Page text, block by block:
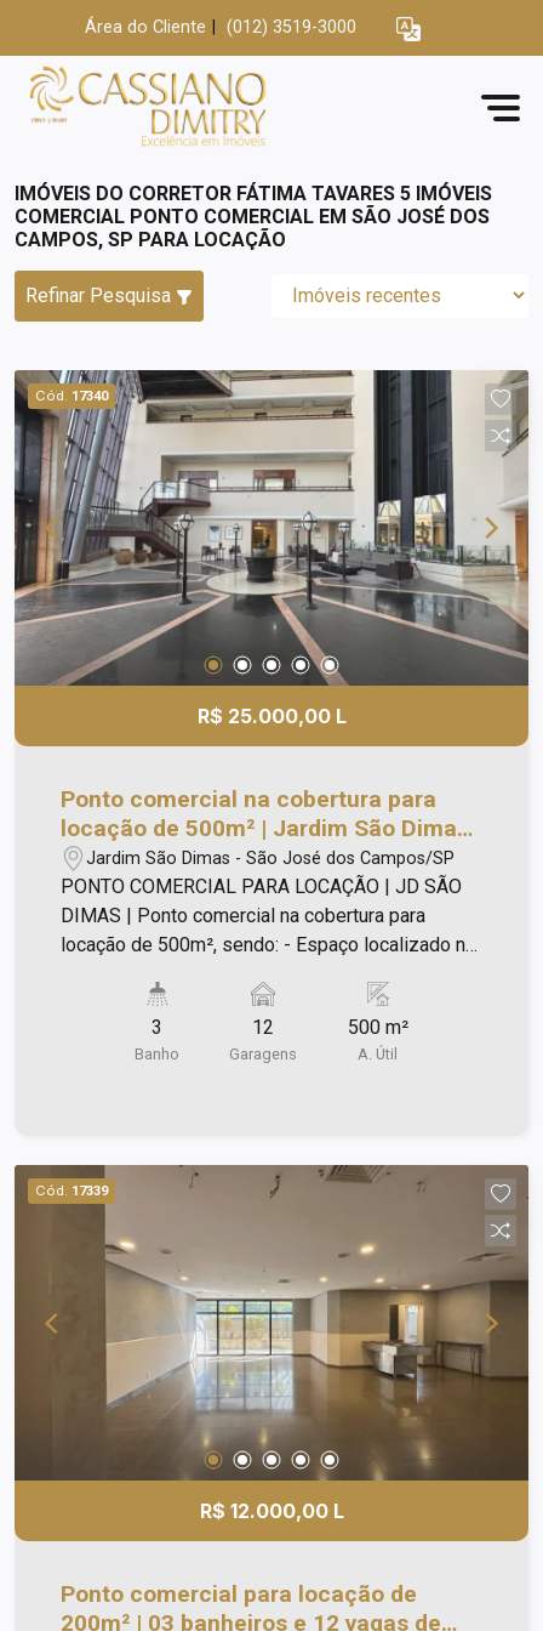
Área do Cliente (012) 3519-3000
IMÓVEIS DO CORRETOR FÁTIMA TAVARES 5 IMÓVEIS
COMERCIAL PONTO COMERCIAL EM SÃO JOSÉ DOS
CAMPOS, SP PARA LOCAÇÃO
Refinar Pesquisa
Cód. 17340
R$ 25.000,00 L
Ponto comercial na cobertura para
locação de 500m² | Jardim São Dimas |
São José dos Campos |
Jardim São Dimas - São José dos Campos/SP
PONTO COMERCIAL PARA LOCAÇÃO | JD SÃO
DIMAS | Ponto comercial na cobertura para
locação de 500m², sendo: - Espaço localizado na
dos Campos, espaço perfeito para um charmoso
restaurante, entre outras possibilidades; -
Cozinha; - Salões cercado de varanda; -
condomínio e IPTU; Agende a sua visita!
3
Banho
12
Garagens
500 m²
A. Útil
Cód. 17339
R$ 12.000,00 L
Ponto comercial para locação de
200m² | 03 banheiros e 12 vagas de